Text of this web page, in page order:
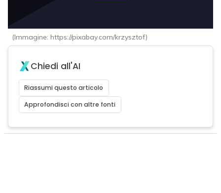
(Immagine: https://pixabay.com/krzysztof)
Chiedi all'AI
Riassumi questo articolo
Approfondisci con altre fonti